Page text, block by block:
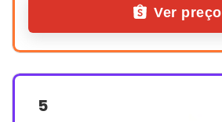
Ver preço
5